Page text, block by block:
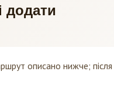
додати
описано нижче; після